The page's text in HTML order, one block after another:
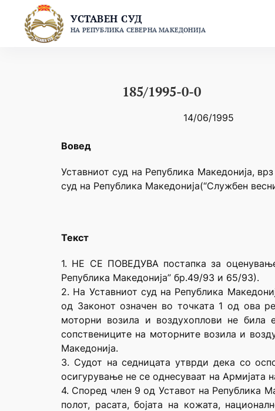
content
УСТАВЕН СУД
НА РЕПУБЛИКА СЕВЕРНА МАКЕДОНИЈА
185/1995-0-0
14/06/1995
Вовед
Уставниот суд на Република Македонија,
суд на Република Македонија(“Службен
Текст
1. НЕ СЕ ПОВЕДУВА постапка за
Република Македонија” бр.49/93 и 65/93).
2. На Уставниот суд на Република
од Законот означен во точката 1 од ова
моторни возила и воздухоплови не била
сопствениците на моторните возила и
Македонија.
3. Судот на седницата утврди дека со
осигурување не се однесуваат на Армијата
4. Според член 9 од Уставот на Република
полот, расата, бојата на кожата,